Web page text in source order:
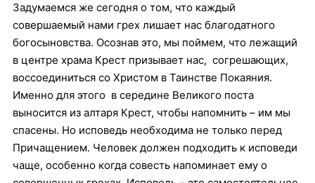
Задумаемся же сегодня о том, что каждый
совершаемый нами грех лишает нас благодатного
богосыновства. Осознав это, мы поймем, что лежащий
в центре храма Крест призывает нас, согрешающих,
воссоединиться со Христом в Таинстве Покаяния.
Именно для этого в середине Великого поста
выносится из алтаря Крест, чтобы напомнить – им мы
спасены. Но исповедь необходима не только перед
Причащением. Человек должен подходить к исповеди
чаще, особенно когда совесть напоминает ему о